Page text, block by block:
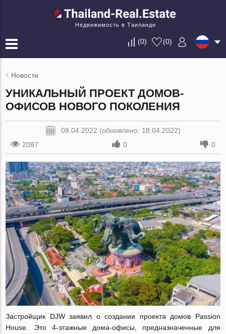
Недвижимость в Таиланде
(0) (0)
Новости
УНИКАЛЬНЫЙ ПРОЕКТ ДОМОВ-
ОФИСОВ НОВОГО ПОКОЛЕНИЯ
08.04.2022 (обновлено: 18.04.2022)
2087
0 0
Застройщик DJW заявил о создании проекта домов Passion
House. Это 4-этажные дома-офисы, предназначенные для